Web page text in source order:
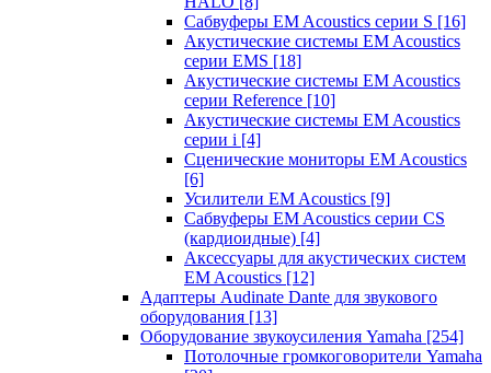
Сабвуферы EM Acoustics серии S [16]
Акустические системы EM Acoustics
серии EMS [18]
Акустические системы EM Acoustics
серии Reference [10]
Акустические системы EM Acoustics
серии i [4]
Сценические мониторы EM Acoustics
[6]
Усилители EM Acoustics [9]
Сабвуферы EM Acoustics серии CS
(кардиоидные) [4]
Аксессуары для акустических систем
EM Acoustics [12]
Адаптеры Audinate Dante для звукового
оборудования [13]
Оборудование звукоусиления Yamaha [254]
Потолочные громкоговорители Yamaha